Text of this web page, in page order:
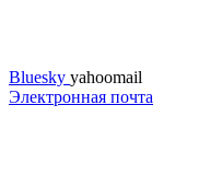
Bluesky yahoomail
Электронная почта